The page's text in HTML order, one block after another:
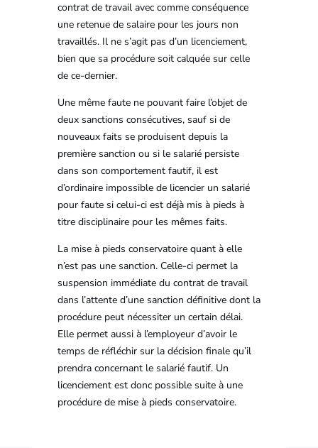
contrat de travail avec comme conséquence
une retenue de salaire pour les jours non
travaillés. Il ne s’agit pas d’un licenciement,
bien que sa procédure soit calquée sur celle
de ce-dernier.
Une même faute ne pouvant faire l’objet de
deux sanctions consécutives, sauf si de
nouveaux faits se produisent depuis la
première sanction ou si le salarié persiste
dans son comportement fautif, il est
d’ordinaire impossible de licencier un salarié
pour faute si celui-ci est déjà mis à pieds à
titre disciplinaire pour les mêmes faits.
La mise à pieds conservatoire quant à elle
n’est pas une sanction. Celle-ci permet la
suspension immédiate du contrat de travail
dans l’attente d’une sanction définitive dont la
procédure peut nécessiter un certain délai.
Elle permet aussi à l’employeur d’avoir le
temps de réfléchir sur la décision finale qu’il
prendra concernant le salarié fautif. Un
licenciement est donc possible suite à une
procédure de mise à pieds conservatoire.